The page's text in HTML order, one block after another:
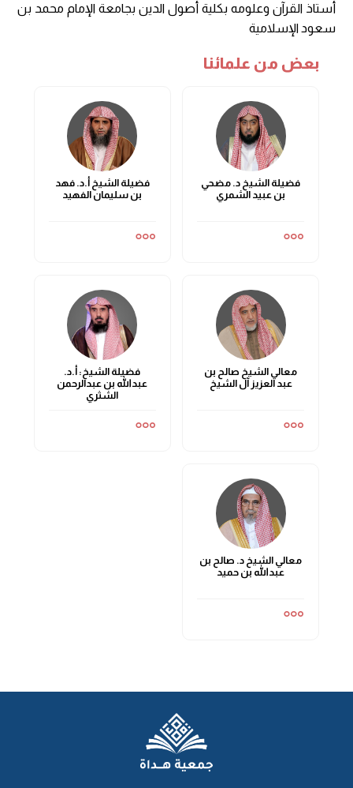
أستاذ القرآن وعلومه بكلية أصول الدين بجامعة الإمام محمد بن
سعود الإسلامية
بعض من علمائنا
فضيلة الشيخ د. مضحي
بن عبيد الشمري
فضيلة الشيخ أ.د. فهد
بن سليمان الفهيد
معالي الشيخ صالح بن
عبد العزيز آل الشيخ
فضيلة الشيخ: أ.د.
عبدالله بن عبدالرحمن
الشثري
معالي الشيخ د. صالح بن
عبدالله بن حميد